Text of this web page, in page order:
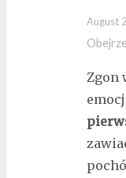
August
Zgon